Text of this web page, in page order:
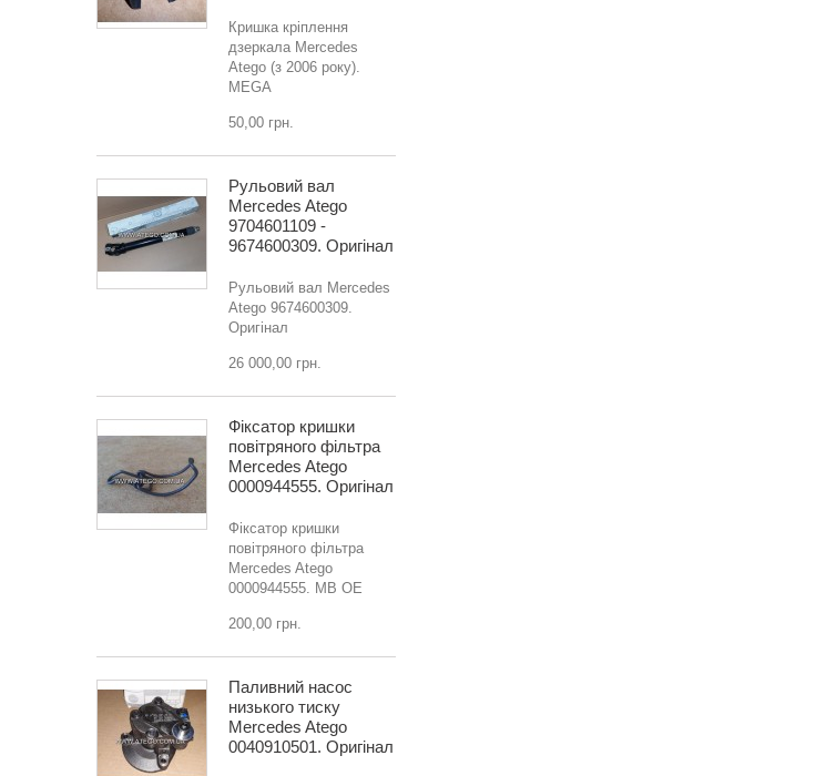
Кришка кріплення
дзеркала Mercedes
Atego (з 2006 року).
MEGA
50,00 грн.
Рульовий вал
Mercedes Atego
9704601109 -
9674600309. Оригінал
Рульовий вал Mercedes
Atego 9674600309.
Оригінал
26 000,00 грн.
Фіксатор кришки
повітряного фільтра
Mercedes Atego
0000944555. Оригінал
Фіксатор кришки
повітряного фільтра
Mercedes Atego
0000944555. MB OE
200,00 грн.
Паливний насос
низького тиску
Mercedes Atego
0040910501. Оригінал